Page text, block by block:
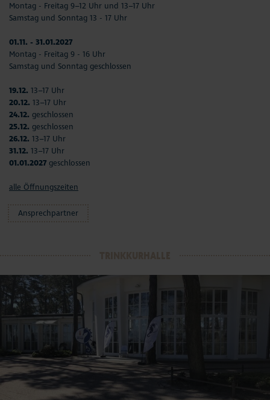
Montag - Freitag 9–12 Uhr und 13–17 Uhr
Samstag und Sonntag 13 - 17 Uhr
01.11. - 31.01.2027
Montag - Freitag 9 - 16 Uhr
Samstag und Sonntag geschlossen
19.12. 13–17 Uhr
20.12. 13–17 Uhr
24.12. geschlossen
25.12. geschlossen
26.12. 13–17 Uhr
31.12. 13–17 Uhr
01.01.2027 geschlossen
alle Öffnungszeiten
Ansprechpartner